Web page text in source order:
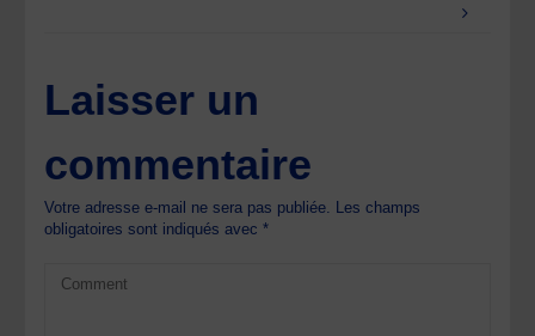
Laisser un
commentaire
Votre adresse e-mail ne sera pas publiée.
Les champs
obligatoires sont indiqués avec*